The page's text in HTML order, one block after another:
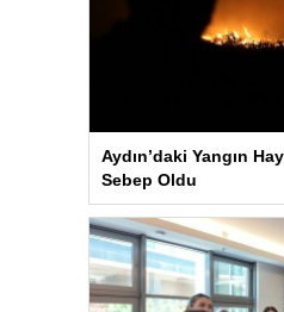
Aydın’daki Yangın
Sebep Oldu